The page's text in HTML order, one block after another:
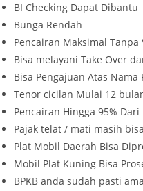
BI Checking Dapat Dibantu
Bunga Rendah
Pencairan Maksimal
Bisa melayani Take Over
Bisa Pengajuan Atas Nama
Tenor cicilan Mulai 12
Pencairan Hingga 95%
Pajak telat / mati masih
Plat Mobil Daerah Bisa
Mobil Plat Kuning Bisa
BPKB anda sudah pasti